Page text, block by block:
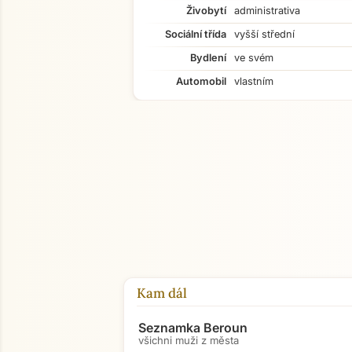
Živobytí
administrativa
Sociální třída
vyšší střední
Bydlení
ve svém
Automobil
vlastním
Kam dál
Seznamka Beroun
všichni muži z města